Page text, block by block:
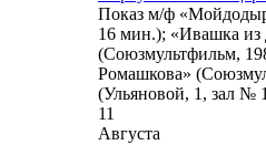
Показ м/ф
16 мин.); «Ивашка из
(Союзмультфильм,
Ромашкова»
(Ульяновой, 1, зал №
11
Августа